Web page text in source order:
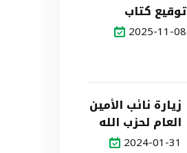
توقيع كتاب
2025-11-08
زيارة نائب الأمين
العام لحزب الله
سماحة الشيخ
2024-01-31